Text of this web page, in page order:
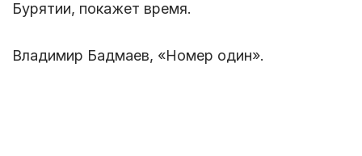
Бурятии, покажет время.
Владимир Бадмаев, «Номер один».